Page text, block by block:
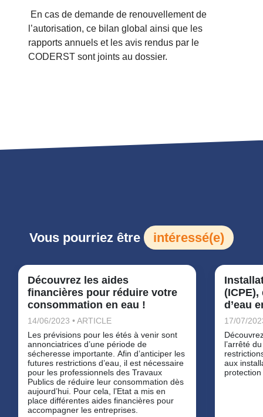
En cas de demande de renouvellement de
l’autorisation, ce bilan global ainsi que les
rapports annuels et les avis rendus par le
CODERST sont joints au dossier.
Vous pourriez être intéressé(e)
Découvrez les aides
financières pour réduire votre
consommation en eau !
14/06/2023 • ARTICLE
Les prévisions pour les étés à venir sont
annonciatrices d’une période de
sécheresse importante. Afin d’anticiper les
futures restrictions d’eau, il est nécessaire
pour les professionnels des Travaux
Publics de réduire leur consommation dès
aujourd’hui. Pour cela, l’Etat a mis en
place différentes aides financières pour
accompagner les entreprises.
d’eau
17/07/
l’arrêté
aux
protection